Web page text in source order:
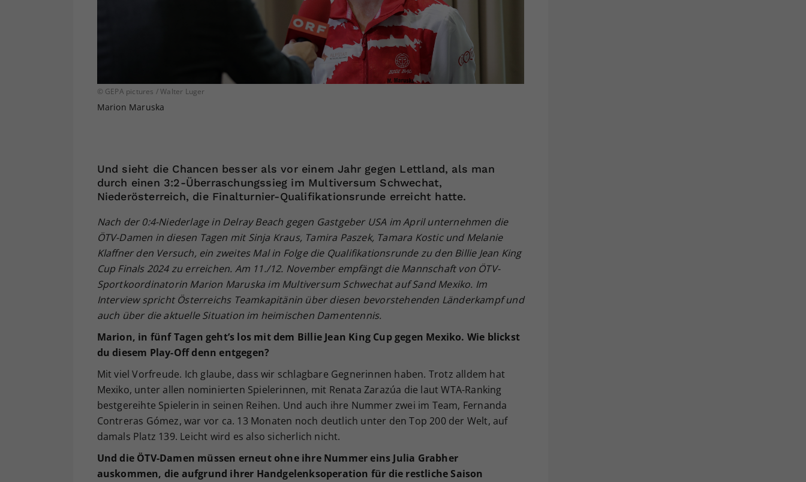
© GEPA pictures / Walter Luger
Marion Maruska
Und sieht die Chancen besser als vor einem Jahr gegen Lettland, als man
durch einen 3:2-Überraschungssieg im Multiversum Schwechat,
Niederösterreich, die Finalturnier-Qualifikationsrunde erreicht hatte.
Nach der 0:4-Niederlage in Delray Beach gegen Gastgeber USA im April unternehmen die
ÖTV-Damen in diesen Tagen mit Sinja Kraus, Tamira Paszek, Tamara Kostic und Melanie
Klaffner den Versuch, ein zweites Mal in Folge die Qualifikationsrunde zu den Billie Jean King
Cup Finals 2024 zu erreichen. Am 11./12. November empfängt die Mannschaft von ÖTV-
Sportkoordinatorin Marion Maruska im Multiversum Schwechat auf Sand Mexiko. Im
Interview spricht Österreichs Teamkapitänin über diesen bevorstehenden Länderkampf und
auch über die aktuelle Situation im heimischen Damentennis.
Marion, in fünf Tagen geht’s los mit dem Billie Jean King Cup gegen Mexiko. Wie blickst
du diesem Play-Off denn entgegen?
Mit viel Vorfreude. Ich glaube, dass wir schlagbare Gegnerinnen haben. Trotz alldem hat
Mexiko, unter allen nominierten Spielerinnen, mit Renata Zarazúa die laut WTA-Ranking
bestgereihte Spielerin in seinen Reihen. Und auch ihre Nummer zwei im Team, Fernanda
Contreras Gómez, war vor ca. 13 Monaten noch deutlich unter den Top 200 der Welt, auf
damals Platz 139. Leicht wird es also sicherlich nicht.
Und die ÖTV-Damen müssen erneut ohne ihre Nummer eins Julia Grabher
auskommen, die aufgrund ihrer Handgelenksoperation für die restliche Saison
Ihrer vorgenommen Einstellungen, falls der
Webseiten-Betreiber dies eingestellt hat.